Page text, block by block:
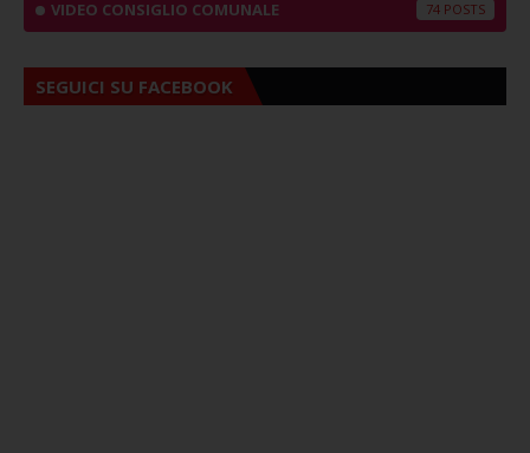
VIDEO CONSIGLIO COMUNALE 74
SEGUICI SU FACEBOOK